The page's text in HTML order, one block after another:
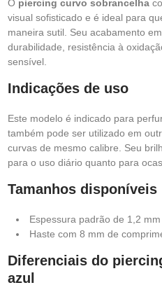
O piercing curvo sobrancelha
visual sofisticado e é ideal para
maneira sutil. Seu acabamento em
durabilidade, resistência à
sensível.
Indicações de uso
Este modelo é indicado para
também pode ser utilizado em
curvas de mesmo calibre. Seu
para o uso diário quanto para
Tamanhos disponíveis
Espessura padrão de 1,2 mm
Haste com 8 mm de
Diferenciais do
azul